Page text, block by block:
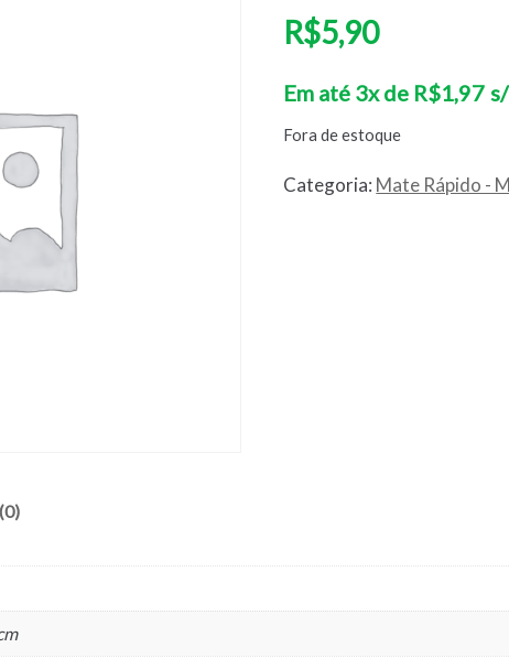
R$5,90
Em até 3x de R$1,97
Fora de estoque
Categoria: Mate Rápido -